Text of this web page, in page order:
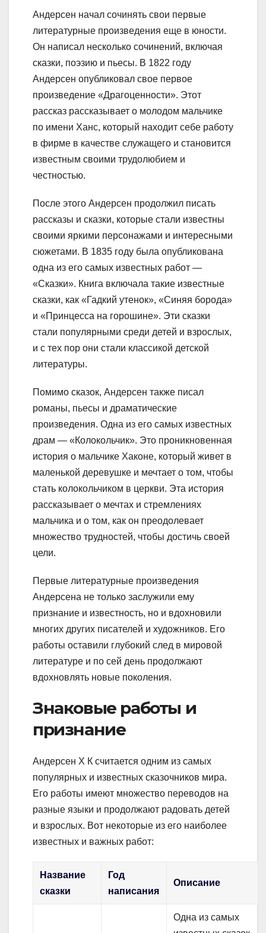
Андерсен начал сочинять свои первые
литературные произведения еще в юности.
Он написал несколько сочинений, включая
сказки, поэзию и пьесы. В 1822 году
Андерсен опубликовал свое первое
произведение «Драгоценности». Этот
рассказ рассказывает о молодом мальчике
по имени Ханс, который находит себе работу
в фирме в качестве служащего и становится
известным своими трудолюбием и
честностью.
После этого Андерсен продолжил писать
рассказы и сказки, которые стали известны
своими яркими персонажами и интересными
сюжетами. В 1835 году была опубликована
одна из его самых известных работ —
«Сказки». Книга включала такие известные
сказки, как «Гадкий утенок», «Синяя борода»
и «Принцесса на горошине». Эти сказки
стали популярными среди детей и взрослых,
и с тех пор они стали классикой детской
литературы.
Помимо сказок, Андерсен также писал
романы, пьесы и драматические
произведения. Одна из его самых известных
драм — «Колокольчик». Это проникновенная
история о мальчике Хаконе, который живет в
маленькой деревушке и мечтает о том, чтобы
стать колокольчиком в церкви. Эта история
рассказывает о мечтах и стремлениях
мальчика и о том, как он преодолевает
множество трудностей, чтобы достичь своей
цели.
Первые литературные произведения
Андерсена не только заслужили ему
признание и известность, но и вдохновили
многих других писателей и художников. Его
работы оставили глубокий след в мировой
литературе и по сей день продолжают
вдохновлять новые поколения.
Знаковые работы и
признание
Андерсен Х К считается одним из самых
популярных и известных сказочников мира.
Его работы имеют множество переводов на
разные языки и продолжают радовать детей
и взрослых. Вот некоторые из его наиболее
известных и важных работ:
Название
сказки
Год
написания
Описание
Одна из самых